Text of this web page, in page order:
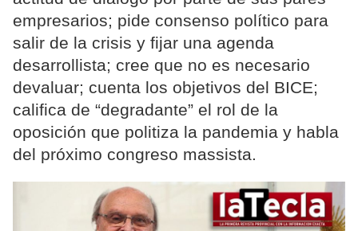
empresarios; pide consenso político para
salir de la crisis y fijar una agenda
desarrollista; cree que no es necesario
devaluar; cuenta los objetivos del BICE;
califica de “degradante” el rol de la
oposición que politiza la pandemia y habla
del próximo congreso massista.